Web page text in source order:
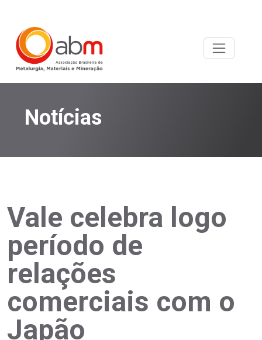
Notícias
Vale celebra logo
período de
relações
comerciais com o
Japão